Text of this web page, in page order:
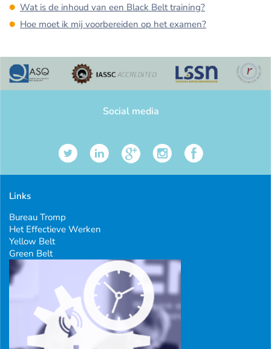
Wat is de inhoud van een Black Belt training?
Hoe moet ik mij voorbereiden op het examen?
Social media
Links
Bureau Tromp
Het Effectieve Werken
Yellow Belt
Green Belt